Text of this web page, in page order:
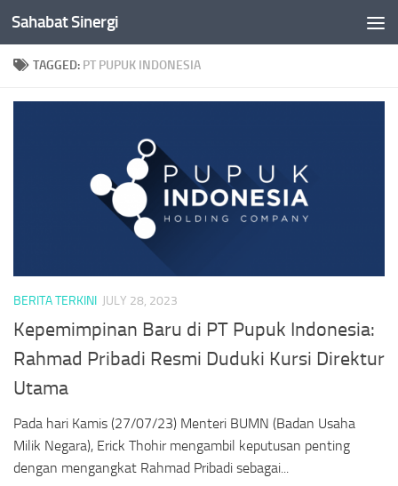
Skip to content
Sahabat Sinergi
TAGGED: PT PUPUK INDONESIA
BERITA TERKINI JULY 28, 2023
Kepemimpinan Baru di PT Pupuk Indonesia:
Rahmad Pribadi Resmi Duduki Kursi Direktur
Utama
Pada hari Kamis (27/07/23) Menteri BUMN (Badan Usaha
Milik Negara), Erick Thohir mengambil keputusan penting
dengan mengangkat Rahmad Pribadi sebagai...